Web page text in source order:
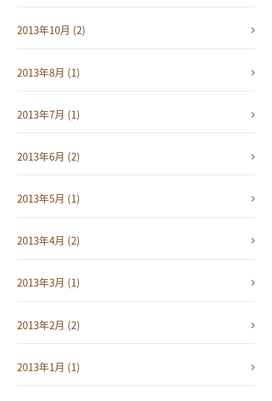
2013年10月 (2)
2013年8月 (1)
2013年7月 (1)
2013年6月 (2)
2013年5月 (1)
2013年4月 (2)
2013年3月 (1)
2013年2月 (2)
2013年1月 (1)